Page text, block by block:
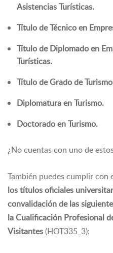
Asistencias Turísticas.
Título de Técnico en
Título de Diplomado en
Turísticas.
Título de Grado de
Diplomatura en Turismo.
Doctorado en Turismo.
¿No cuentas con uno de
También puedes cumplir con
los títulos oficiales
convalidación de las
la Cualificación Profesional
Visitantes(HOT335_3):